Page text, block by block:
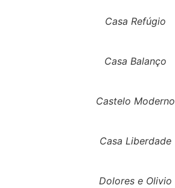
Casa Refúgio
Casa Balanço
Castelo Moderno
Casa Liberdade
Dolores e Olivio